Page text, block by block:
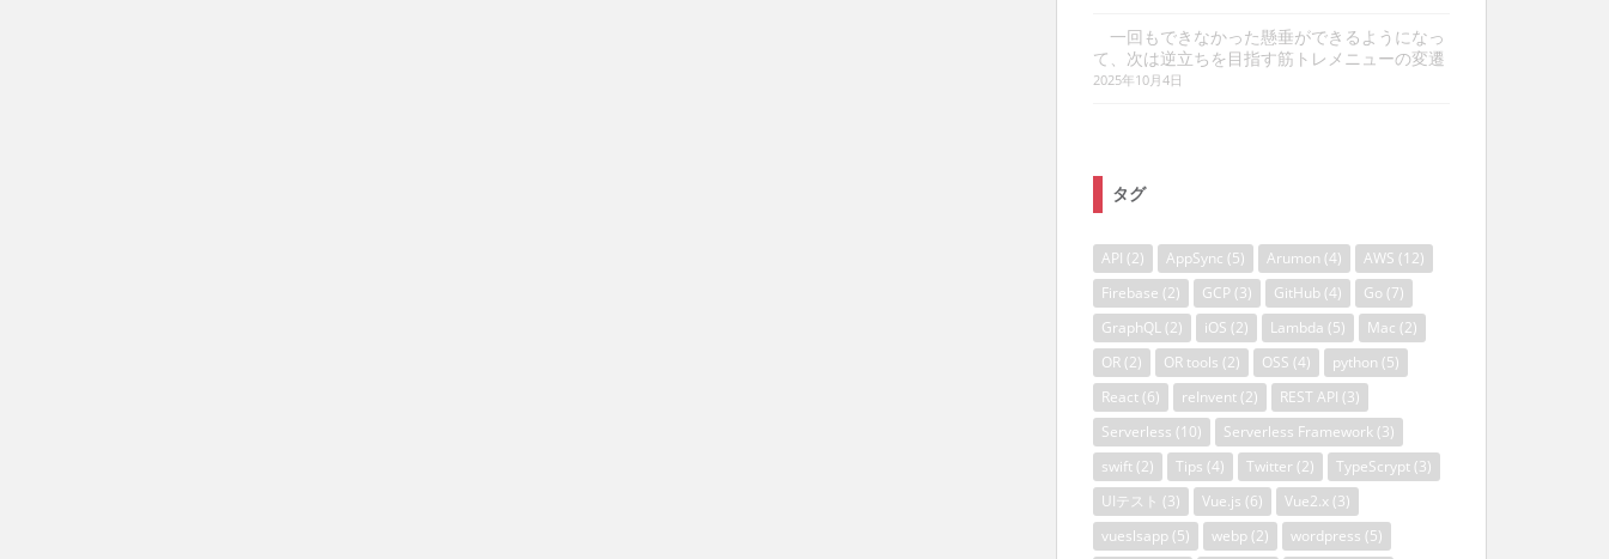
一回もできなかった懸垂ができるようになっ
て、次は逆立ちを目指す筋トレメニューの変遷
2025年10月4日
タグ
API (2) AppSync (5) Arumon (4) AWS (12)
Firebase (2) GCP (3) GitHub (4) Go (7)
GraphQL (2) iOS (2) Lambda (5) Mac (2)
OR (2) OR tools (2) OSS (4) python (5)
React (6) reInvent (2) REST API (3)
Serverless (10) Serverless Framework (3)
swift (2) Tips (4) Twitter (2) TypeScrypt (3)
UIテスト (3) Vue.js (6) Vue2.x (3)
vueslsapp (5) webp (2) wordpress (5)